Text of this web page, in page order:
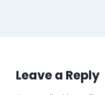
Leave a Reply